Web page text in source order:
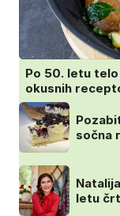
Po 50. letu
okusnih
sočna
letu